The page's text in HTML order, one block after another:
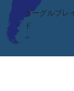
グーグルプレ
ド